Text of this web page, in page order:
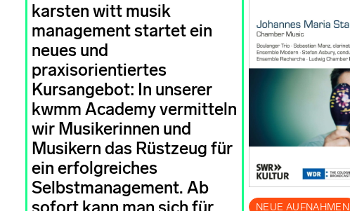
karsten witt musik
management startet ein
neues und
praxisorientiertes
Kursangebot: In unserer
kwmm Academy vermitteln
wir Musikerinnen und
Musikern das Rüstzeug für
ein erfolgreiches
Selbstmanagement. Ab
NEUE AUFNAHMEN